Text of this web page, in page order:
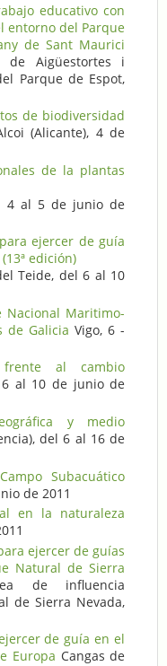
educativo con
entorno del Parque
de Sant Maurici
de Aigüestortes i
Parque de Espot,
de biodiversidad
(Alicante), 4 de
de la plantas
4 al 5 de junio de
ejercer de guía
edición)
Teide, del 6 al 10
Nacional Maritimo-
de GaliciaVigo, 6 -
frente al cambio
6 al 10 de junio de
y medio
del 6 al 16 de
Subacuático
de 2011
en la naturaleza
ejercer de guías
Natural de Sierra
de influencia
de Sierra Nevada,
de guía en el
Europa Cangas de